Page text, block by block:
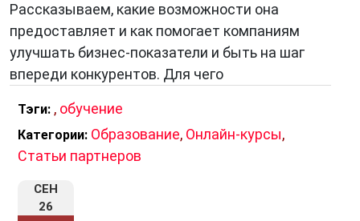
Рассказываем, какие возможности она
предоставляет и как помогает компаниям
улучшать бизнес-показатели и быть на шаг
впереди конкурентов. Для чего
Тэги: , обучение
Категории: Образование, Онлайн-курсы,
Статьи партнеров
СЕН
26